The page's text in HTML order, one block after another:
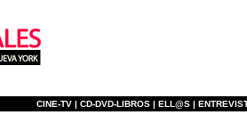
CINE-TV | CD-DVD-LIBROS | ELL@S |